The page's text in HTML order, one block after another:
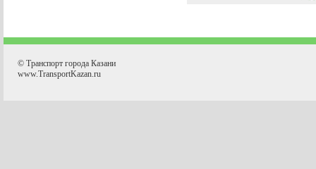
© Транспорт города Казани
www.TransportKazan.ru